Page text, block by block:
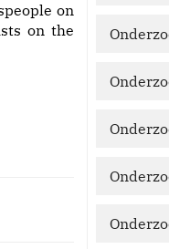
on
on the